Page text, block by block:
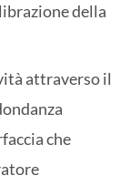
della
attraverso il
che